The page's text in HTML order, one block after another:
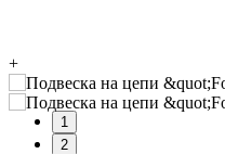
+
1
2